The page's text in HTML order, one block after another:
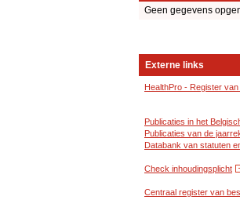
Geen gegevens
Externe links
HealthPro - Register
Publicaties in het
Publicaties van de
Databank van statuten
Check inhoudingsplicht
Centraal register van